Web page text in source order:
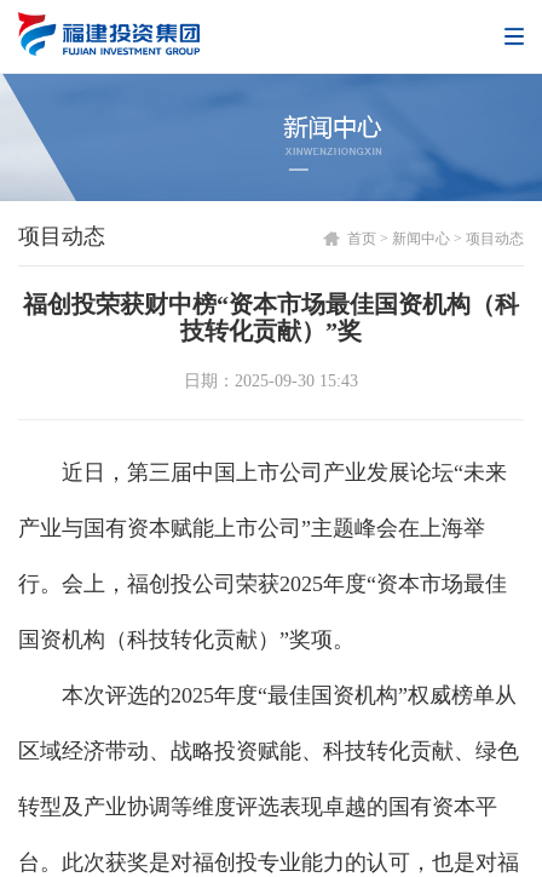
项目动态 首页 > 新闻中心 > 项目动态
福创投荣获财中榜“资本市场最佳国资机构（科
技转化贡献）”奖
日期：2025-09-30 15:43
近日，第三届中国上市公司产业发展论坛“未来
产业与国有资本赋能上市公司”主题峰会在上海举
行。会上，福创投公司荣获2025年度“资本市场最佳
国资机构（科技转化贡献）”奖项。
本次评选的2025年度“最佳国资机构”权威榜单从
区域经济带动、战略投资赋能、科技转化贡献、绿色
转型及产业协调等维度评选表现卓越的国有资本平
台。此次获奖是对福创投专业能力的认可，也是对福